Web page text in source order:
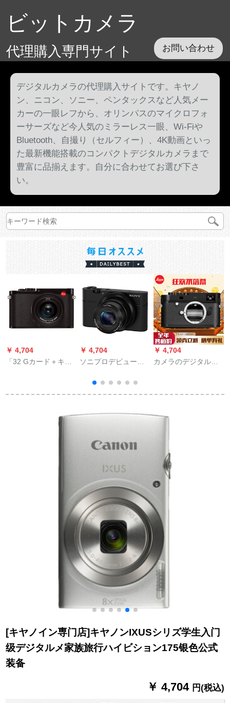
ビットカメラ
代理購入専門サイト お問い合わせ
デジタルカメラの代理購入サイトです。キヤノ
ン、ニコン、ソニー、ペンタックスなど人気メー
カーの一眼レフから、オリンパスのマイクロフォ
ーサーズなど今人気のミラーレス一眼、Wi-Fiや
Bluetooth、自撮り（セルフィー）、4K動画といっ
た最新機能搭載のコンパクトデジタルカメラまで
豊富に品揃えます。自分に合わせてお選び下さ
い。
￥ 4,704
「32 Gカード＋キン
ン（TYP 600）レイ
メーン表示＋原装半
装+オリジナルバージ
￥ 4,704
ソニプロデビューア
ランRX 100家庭用の
お得なセト
￥ 4,704
カメラのデジタルム
Monochromです。
[キヤノイン専门店]キヤノンIXUSシリズ学生入门
级デジタルメ家族旅行ハイビション175银色公式
装备
￥ 4,704 円(税込)